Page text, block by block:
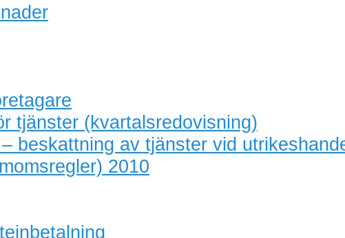
tjänster (kvartalsredovisning)
beskattning av tjänster vid
2010